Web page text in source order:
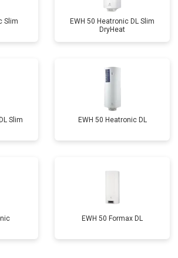
Slim
EWH 50 Heatronic DL Slim
DryHeat
Slim EWH 50 Heatronic DL
EWH 50 Formax DL